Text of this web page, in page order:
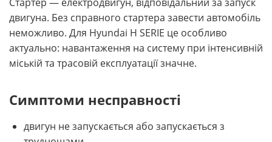
двигуна. Без справного стартера завести автомобіль
неможливо. Для Hyundai H SERIE це особливо
актуально: навантаження на систему при інтенсивній
міській та трасовій експлуатації значне.
Симптоми несправності
двигун не запускається або запускається з